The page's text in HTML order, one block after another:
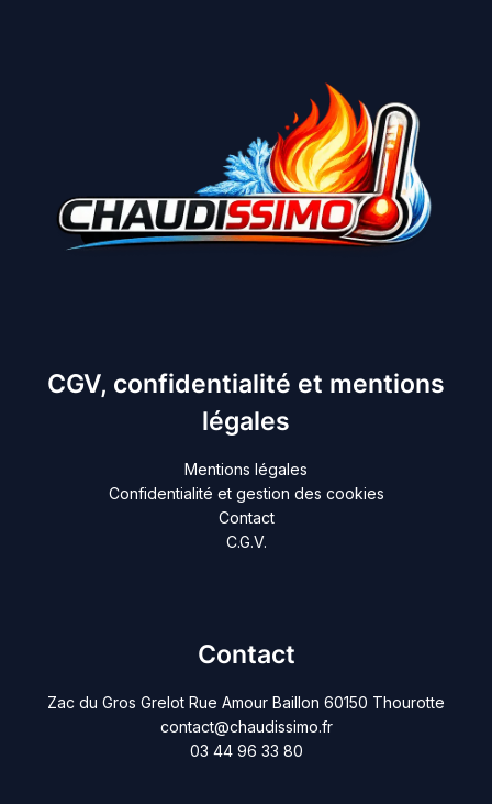
CGV, confidentialité et mentions
légales
Mentions légales
Confidentialité et gestion des cookies
Contact
C.G.V.
Contact
Zac du Gros Grelot Rue Amour Baillon 60150 Thourotte
contact@chaudissimo.fr
03 44 96 33 80